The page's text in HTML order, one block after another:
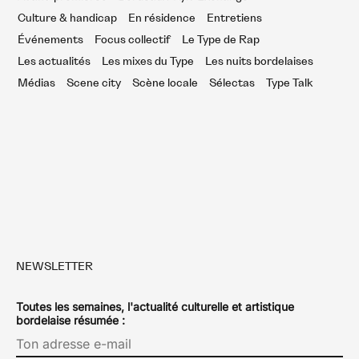
Culture & handicap
En résidence
Entretiens
Événements
Focus collectif
Le Type de Rap
Les actualités
Les mixes du Type
Les nuits bordelaises
Médias
Scene city Scène locale Sélectas Type Talk
NEWSLETTER
Toutes les semaines, l'actualité culturelle et artistique
bordelaise résumée :